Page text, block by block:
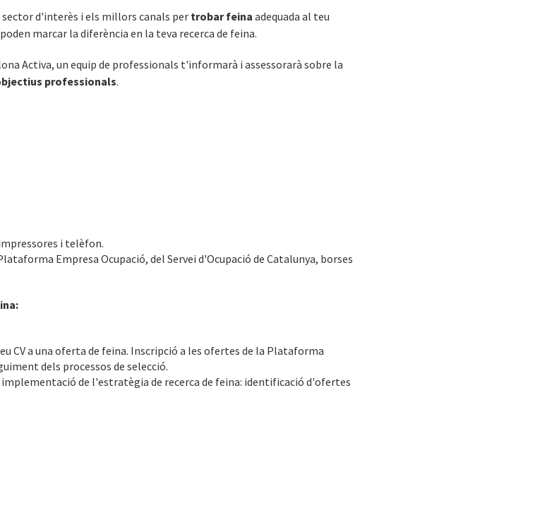
d'interès i els millors canals per trobar feina adequada al teu
marcar la diferència en la teva recerca de feina.
Activa, un equip de professionals t'informarà i assessorarà sobre la
professionals.
i telèfon.
Empresa Ocupació, del Servei d'Ocupació de Catalunya, borses
CV a una oferta de feina. Inscripció a les ofertes de la Plataforma
dels processos de selecció.
de l'estratègia de recerca de feina: identificació d'ofertes